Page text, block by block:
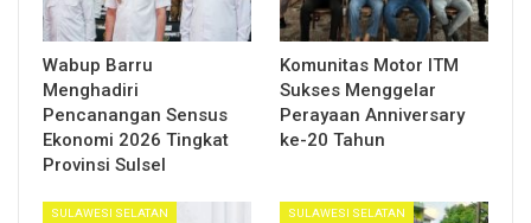
Wabup Barru
Menghadiri
Pencanangan Sensus
Ekonomi 2026 Tingkat
Provinsi Sulsel
Komunitas Motor ITM
Sukses Menggelar
Perayaan Anniversary
ke-20 Tahun
SULAWESI SELATAN SULAWESI SELATAN